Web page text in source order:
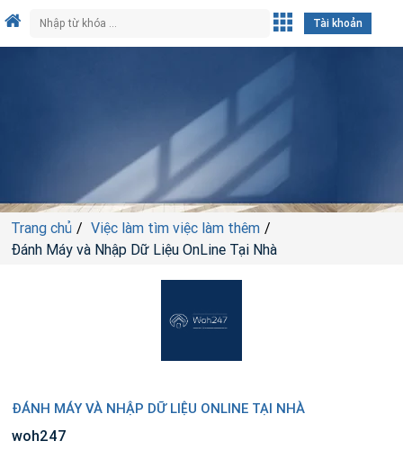
Tài khoản
Trang chủ
Việc làm tìm việc làm thêm
Đánh Máy và Nhập Dữ Liệu OnLine Tại Nhà
ĐÁNH MÁY VÀ NHẬP DỮ LIỆU ONLINE TẠI NHÀ
woh247